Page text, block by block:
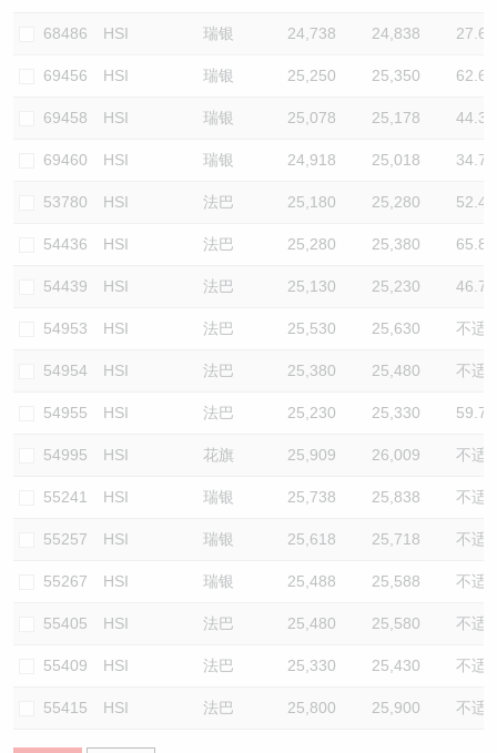
68486 HSI 瑞银 24,738 24,838 27.6
69456 HSI 瑞银 25,250 25,350 62.6
69458 HSI 瑞银 25,078 25,178 44.3
69460 HSI 瑞银 24,918 25,018 34.7
53780 HSI 法巴 25,180 25,280 52.4
54436 HSI 法巴 25,280 25,380 65.8
54439 HSI 法巴 25,130 25,230 46.7
54953 HSI 法巴 25,530 25,630 不适
54954 HSI 法巴 25,380 25,480 不适
54955 HSI 法巴 25,230 25,330 59.7
54995 HSI 花旗 25,909 26,009 不适
55241 HSI 瑞银 25,738 25,838 不适
55257 HSI 瑞银 25,618 25,718 不适
55267 HSI 瑞银 25,488 25,588 不适
55405 HSI 法巴 25,480 25,580 不适
55409 HSI 法巴 25,330 25,430 不适
55415 HSI 法巴 25,800 25,900 不适